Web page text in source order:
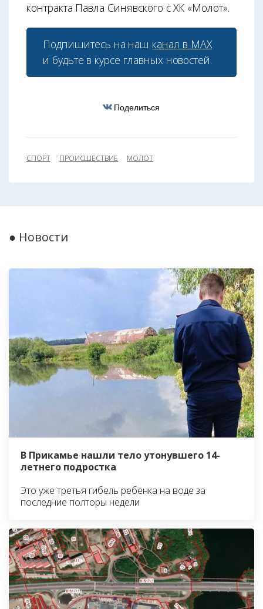
контракта Павла Синявского с ХК «Молот».
Подпишитесь на наш канал в МАХ
и будьте в курсе главных новостей.
Поделиться
СПОРТ ПРОИСШЕСТВИЕ МОЛОТ
● Новости
В Прикамье нашли тело утонувшего 14-
летнего подростка
Это уже третья гибель ребёнка на воде за
последние полторы недели